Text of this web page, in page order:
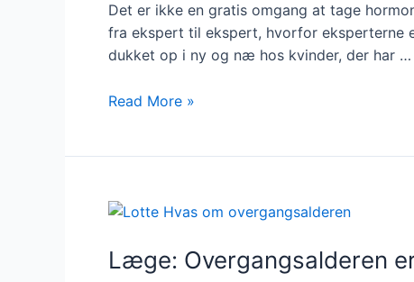
Det er ikke en gratis omgang at tage
fra ekspert til ekspert, hvorfor eksperterne
dukket op i ny og næ hos kvinder, der har …
Bør
overgangsalderen?
ekspertens
Read More »
Læge: Overgangsalderen